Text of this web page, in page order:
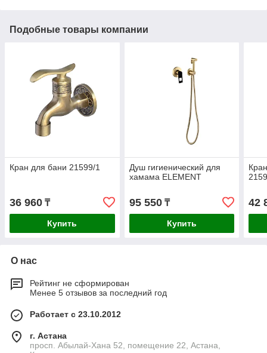
Подобные товары компании
Кран для бани 21599/1
36 960 ₸
Купить
Душ гигиенический для
хамама ELEMENT
95 550₸
Купить
42
О нас
Рейтинг не сформирован
Менее 5 отзывов за последний год
Работает с 23.10.2012
г. Астана
просп. Абылай-Хана 52, помещение 22, Астана,